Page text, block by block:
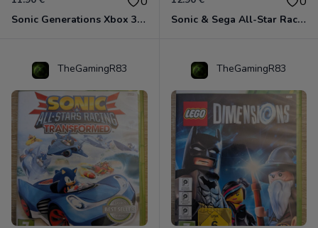
Sonic Generations Xbox 360 Sonic & Sega All-Star Racing avec Banjo-Kazooie Xbox 360
TheGamingR83 TheGamingR83